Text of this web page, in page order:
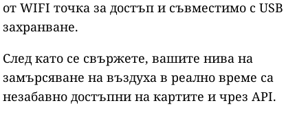
от WIFI точка за достъп и съвместимо с USB
захранване.
След като се свържете, вашите нива на
замърсяване на въздуха в реално време са
незабавно достъпни на картите и чрез API.